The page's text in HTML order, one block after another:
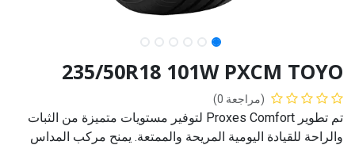
235/50R18 101W PXCM TOYO
(مراجعة 0)
تم تطوير Proxes Comfort لتوفير مستويات متميزة من الثبات
والراحة للقيادة اليومية المريحة والممتعة. يمنح مركب المداس